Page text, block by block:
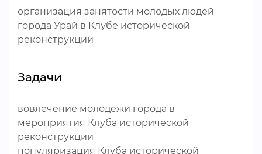
организация занятости молодых людей
города Урай в Клубе исторической
реконструкции
Задачи
вовлечение молодежи города в
мероприятия Клуба исторической
реконструкции
популяризация Клуба исторической